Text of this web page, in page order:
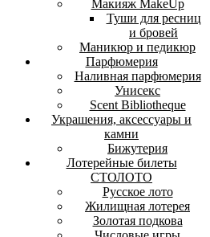
Макияж MakeUp
Туши для ресниц
и бровей
Маникюр и педикюр
Парфюмерия
Наливная парфюмерия
Унисекс
Scent Bibliotheque
Украшения, аксессуары и
камни
Бижутерия
Лотерейные билеты
СТОЛОТО
Русское лото
Жилищная лотерея
Золотая подкова